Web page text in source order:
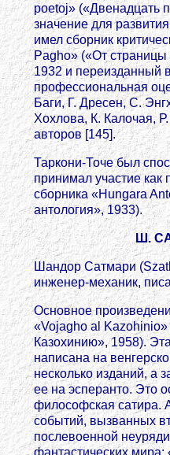
poetoj» («Двенадцать
значение для
имел сборник
Pagho» («От
1932 и переизданный
профессиональная
Баги, Г. Дресен, С.
Хохлова, К. Калочая,
авторов [145].
Таркони-Точе был
принимал участие как
сборника «Hungara
антология», 1933).
Ш.
Шандор Сатмари
инженер-механик,
Основное
«Vojagho al
Казохинию», 1958).
написана на
несколько изданий, а
ее на эсперанто. Это
философская сатира.
событий, вызванных
послевоенной
фантастических